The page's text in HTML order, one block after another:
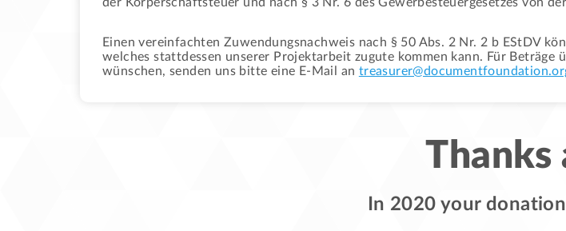
Einen vereinfachten Zuwendungsnachweis nach § 50 Abs. 2 Nr. 2 b EStDV
welches stattdessen unserer Projektarbeit zugute kommen kann. Für Beträge
wünschen, senden uns bitte eine E-Mail an
Thanks
In 2020 your